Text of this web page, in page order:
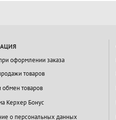
оформлении заказа
товаров
обмен товаров
Керхер Бонус
о персональных данных